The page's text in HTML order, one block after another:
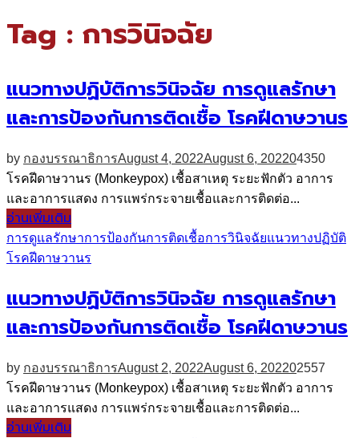
Tag : การวินิจฉัย
แนวทางปฏิบัติการวินิจฉัย การดูแลรักษา
และการป้องกันการติดเชื้อ โรคฝีดาษวานร
by กองบรรณาธิการAugust 4, 2022August 6, 202204350
โรคฝีดาษวานร (Monkeypox) เชื้อสาเหตุ ระยะฟักตัว อาการ
และอาการแสดง การแพร่กระจายเชื้อและการติดต่อ...
อ่านเพิ่มเติม
การดูแลรักษาการป้องกันการติดเชื้อการวินิจฉัยแนวทางปฏิบัติ
โรคฝีดาษวานร
แนวทางปฏิบัติการวินิจฉัย การดูแลรักษา
และการป้องกันการติดเชื้อ โรคฝีดาษวานร
by กองบรรณาธิการAugust 2, 2022August 6, 202202557
โรคฝีดาษวานร (Monkeypox) เชื้อสาเหตุ ระยะฟักตัว อาการ
และอาการแสดง การแพร่กระจายเชื้อและการติดต่อ...
อ่านเพิ่มเติม